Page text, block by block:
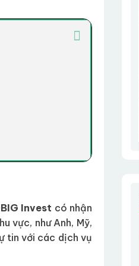
Invest có nhận
vực, như Anh, Mỹ,
tin với các dịch vụ